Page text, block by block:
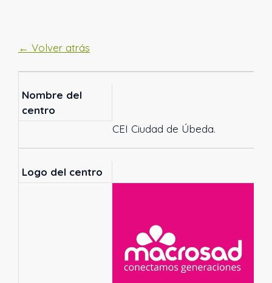
← Volver atrás
Nombre del
centro
CEI Ciudad de Úbeda.
Logo del centro